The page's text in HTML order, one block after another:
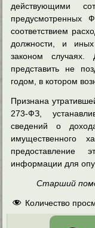
действующими
предусмотренных
соответствием
должности, и
законом случаях.
представить не
годом, в котором
Признана
273-ФЗ,
сведений о
имущественного
предоставление
информации для
Старший
Количество